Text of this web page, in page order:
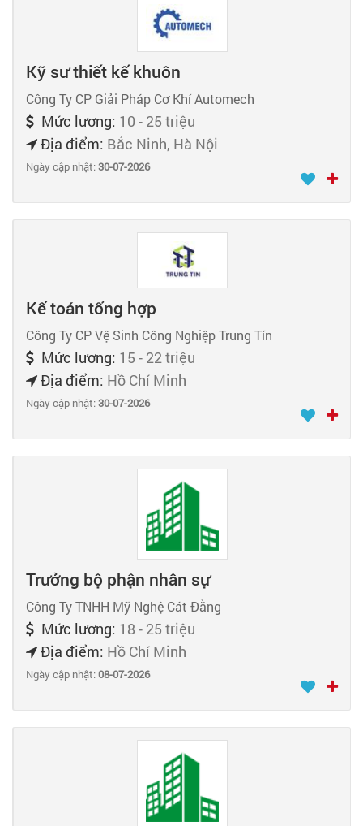
Kỹ sư thiết kế khuôn
Công Ty CP Giải Pháp Cơ Khí Automech
Mức lương: 10 - 25 triệu
Địa điểm: Bắc Ninh, Hà Nội
Ngày cập nhật:30-07-2026
Kế toán tổng hợp
Công Ty CP Vệ Sinh Công Nghiệp Trung Tín
Mức lương: 15 - 22 triệu
Địa điểm: Hồ Chí Minh
Ngày cập nhật:30-07-2026
Trưởng bộ phận nhân sự
Công Ty TNHH Mỹ Nghệ Cát Đằng
Mức lương: 18 - 25 triệu
Địa điểm: Hồ Chí Minh
Ngày cập nhật:08-07-2026